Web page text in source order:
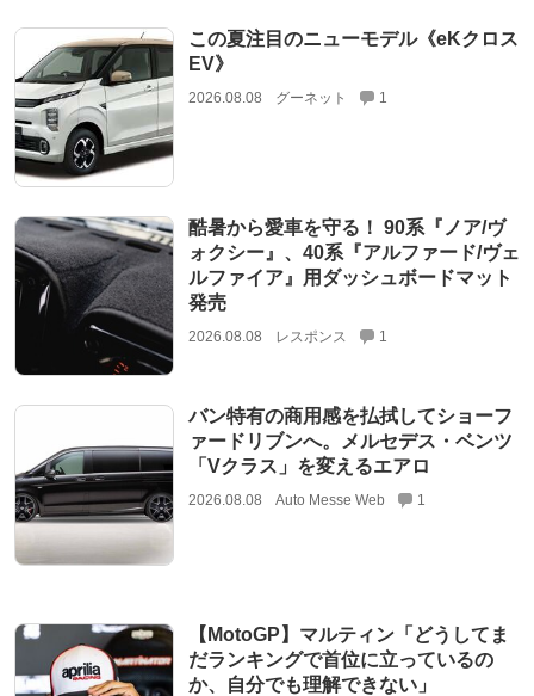
この夏注目のニューモデル《eKクロス
EV》
2026.08.08 グーネット 1
酷暑から愛車を守る！ 90系『ノア/ヴ
ォクシー』、40系『アルファード/ヴェ
ルファイア』用ダッシュボードマット
発売
2026.08.08 レスポンス 1
バン特有の商用感を払拭してショーフ
ァードリブンへ。メルセデス・ベンツ
「Vクラス」を変えるエアロ
2026.08.08 Auto Messe Web 1
【MotoGP】マルティン「どうしてま
だランキングで首位に立っているの
か、自分でも理解できない」